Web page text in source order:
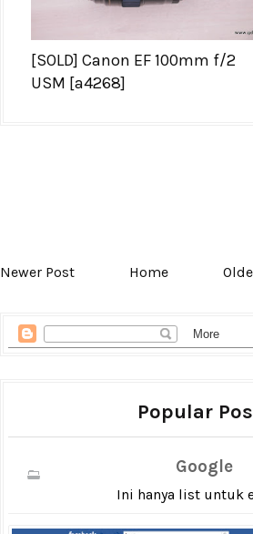
[SOLD] Canon EF 100mm f/2
USM [a4268]
Newer Post Home
Popular
Google
Ini hanya list untuk